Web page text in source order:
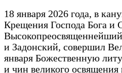
18 января 2026 года, в
Крещения Господа Бога и
и Задонский, совершил
января Божественную
и чин великого